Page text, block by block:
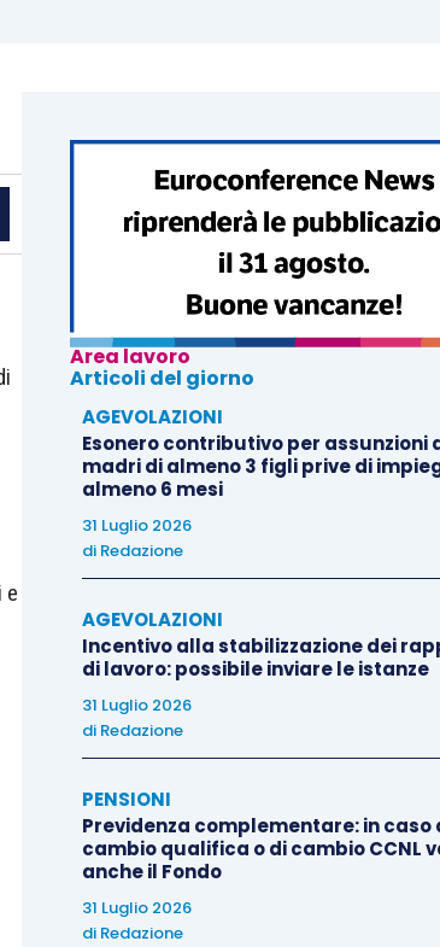
e
Area lavoro
Articoli del giorno
AGEVOLAZIONI
Esonero contributivo per assunzioni
madri di almeno 3 figli prive di
almeno 6 mesi
31 Luglio 2026
di Redazione
AGEVOLAZIONI
Incentivo alla stabilizzazione dei
di lavoro: possibile inviare le istanze
31 Luglio 2026
di Redazione
PENSIONI
Previdenza complementare: in caso
cambio qualifica o di cambio CCNL
anche il Fondo
31 Luglio 2026
di Redazione